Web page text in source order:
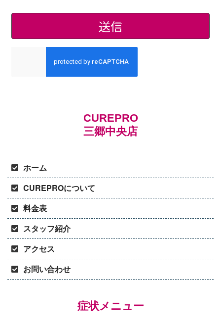
CUREPRO
三郷中央店
ホーム
CUREPROについて
料金表
スタッフ紹介
アクセス
お問い合わせ
症状メニュー